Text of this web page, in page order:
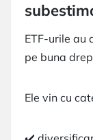
ETF-urile au
pe buna
Ele vin cu